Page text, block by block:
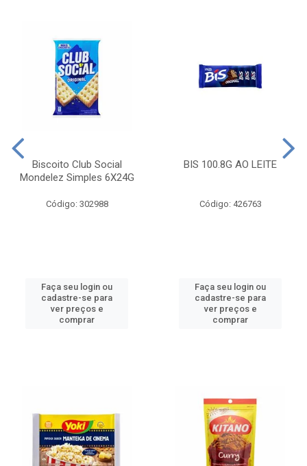
Biscoito Club Social
Mondelez Simples 6X24G
Código: 302988
Faça seu login ou
cadastre-se para
ver preços e
comprar
BIS 100.8G AO LEITE
Código: 426763
Faça seu login ou
cadastre-se para
ver preços e
comprar